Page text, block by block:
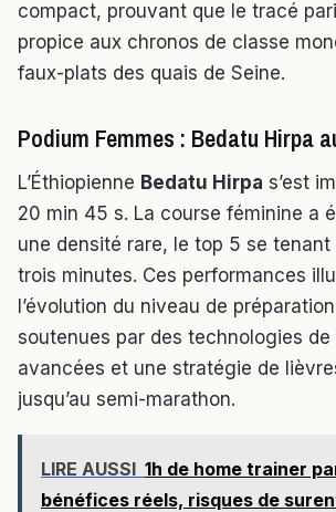
compact, prouvant que le tracé
propice aux chronos de classe
faux-plats des quais de Seine.
Podium Femmes : Bedatu Hirpa
L’Éthiopienne Bedatu Hirpa s’est
20 min 45 s. La course féminine a
une densité rare, le top 5 se tenant
trois minutes. Ces performances
l’évolution du niveau de
soutenues par des technologies de
avancées et une stratégie de
jusqu’au semi-marathon.
LIRE AUSSI 1h de home trainer
bénéfices réels, risques de